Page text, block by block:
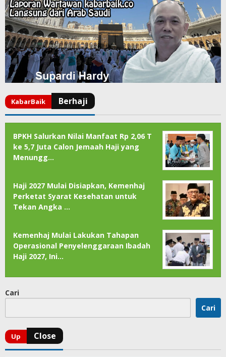
BPKH Salurkan Nilai Manfaat Rp 2,06 T
ke 5,7 Juta Calon Jemaah Haji yang
Menungg…
Haji 2027 Mulai Disiapkan, Kemenhaj
Perketat Syarat Kesehatan untuk
Tekan Angka …
Kemenhaj Mulai Lakukan Tahapan
Operasional Penyelenggaraan Ibadah
Haji 2027, Ini…
Cari
Cari